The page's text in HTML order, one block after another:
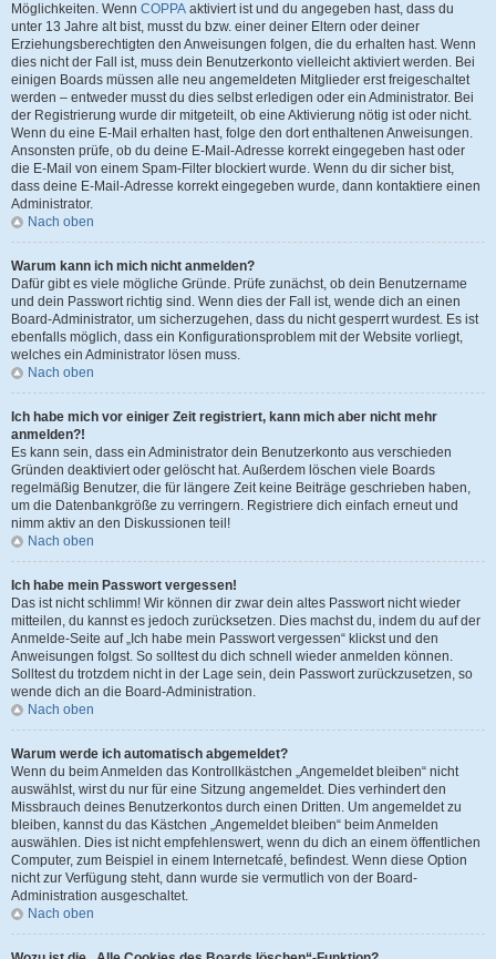
Möglichkeiten. Wenn COPPA aktiviert ist und du angegeben hast, dass du
unter 13 Jahre alt bist, musst du bzw. einer deiner Eltern oder deiner
Erziehungsberechtigten den Anweisungen folgen, die du erhalten hast. Wenn
dies nicht der Fall ist, muss dein Benutzerkonto vielleicht aktiviert werden. Bei
einigen Boards müssen alle neu angemeldeten Mitglieder erst freigeschaltet
werden – entweder musst du dies selbst erledigen oder ein Administrator. Bei
der Registrierung wurde dir mitgeteilt, ob eine Aktivierung nötig ist oder nicht.
Wenn du eine E-Mail erhalten hast, folge den dort enthaltenen Anweisungen.
Ansonsten prüfe, ob du deine E-Mail-Adresse korrekt eingegeben hast oder
die E-Mail von einem Spam-Filter blockiert wurde. Wenn du dir sicher bist,
dass deine E-Mail-Adresse korrekt eingegeben wurde, dann kontaktiere einen
Administrator.
Nach oben
Warum kann ich mich nicht anmelden?
Dafür gibt es viele mögliche Gründe. Prüfe zunächst, ob dein Benutzername
und dein Passwort richtig sind. Wenn dies der Fall ist, wende dich an einen
Board-Administrator, um sicherzugehen, dass du nicht gesperrt wurdest. Es ist
ebenfalls möglich, dass ein Konfigurationsproblem mit der Website vorliegt,
welches ein Administrator lösen muss.
Nach oben
Ich habe mich vor einiger Zeit registriert, kann mich aber nicht mehr
anmelden?!
Es kann sein, dass ein Administrator dein Benutzerkonto aus verschieden
Gründen deaktiviert oder gelöscht hat. Außerdem löschen viele Boards
regelmäßig Benutzer, die für längere Zeit keine Beiträge geschrieben haben,
um die Datenbankgröße zu verringern. Registriere dich einfach erneut und
nimm aktiv an den Diskussionen teil!
Nach oben
Ich habe mein Passwort vergessen!
Das ist nicht schlimm! Wir können dir zwar dein altes Passwort nicht wieder
mitteilen, du kannst es jedoch zurücksetzen. Dies machst du, indem du auf der
Anmelde-Seite auf „Ich habe mein Passwort vergessen“ klickst und den
Anweisungen folgst. So solltest du dich schnell wieder anmelden können.
Solltest du trotzdem nicht in der Lage sein, dein Passwort zurückzusetzen, so
wende dich an die Board-Administration.
Nach oben
Warum werde ich automatisch abgemeldet?
Wenn du beim Anmelden das Kontrollkästchen „Angemeldet bleiben“ nicht
auswählst, wirst du nur für eine Sitzung angemeldet. Dies verhindert den
Missbrauch deines Benutzerkontos durch einen Dritten. Um angemeldet zu
bleiben, kannst du das Kästchen „Angemeldet bleiben“ beim Anmelden
auswählen. Dies ist nicht empfehlenswert, wenn du dich an einem öffentlichen
Computer, zum Beispiel in einem Internetcafé, befindest. Wenn diese Option
nicht zur Verfügung steht, dann wurde sie vermutlich von der Board-
Administration ausgeschaltet.
Nach oben